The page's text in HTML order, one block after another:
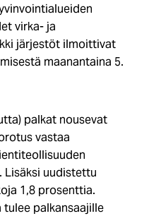
virka- ja
järjestöt ilmoittivat
maanantaina 5.
palkat nousevat
vastaa
Lisäksi uudistettu
1,8 prosenttia.
palkansaajille